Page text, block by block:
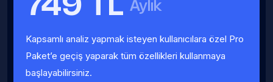
749 TL Aylık
Kapsamlı analiz yapmak isteyen kullanıcılara özel Pro
Paket’e geçiş yaparak tüm özellikleri kullanmaya
başlayabilirsiniz.